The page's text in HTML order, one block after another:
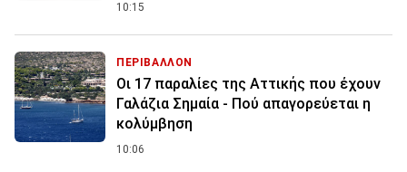
10:15
ΠΕΡΙΒΑΛΛΟΝ
Οι 17 παραλίες της Αττικής που έχουν
Γαλάζια Σημαία - Πού απαγορεύεται η
κολύμβηση
10:06